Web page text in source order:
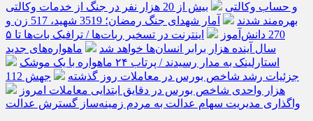
و حساب وکالتی
بیش از 20 هزار نفر در جنگ از خدمات وکالتی
بهره‌مند شدند
آمار شهدای جنگ رمضان؛ 3519 شهید، 517 زن و
270 دانش‌آموز
اینترنت در تسخیر ربات‌ها / ترافیک بات‌ها تا ۵
سال آینده هزار برابر انسان‌ها خواهد شد
ماهواره‌های جدید
استارلینک به مدار رسیدند / پرتاب ۲۴ ماهواره با یک موشک
جزئیات رشد شاخص بورس در معاملات روز گذشته
جهش 112
هزار واحدی شاخص بورس در دقایق ابتدایی معاملات امروز
واگذاری مدیریت سهام عدالت به مردم زمینه‌ساز گسترش عدالت